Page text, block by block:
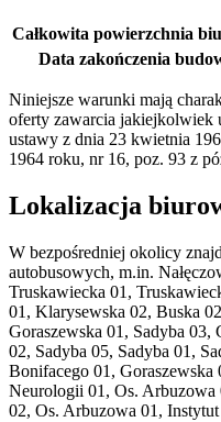
Całkowita powierzchnia
Data zakończenia
Niniejsze warunki mają
oferty zawarcia jakiejkolwiek
ustawy z dnia 23 kwietnia
1964 roku, nr 16, poz. 93 z
Lokalizacja
W bezpośredniej okolicy
autobusowych, m.in.
Truskawiecka 01,
01, Klarysewska 02, Buska
Goraszewska 01, Sadyba 03,
02, Sadyba 05, Sadyba 01,
Bonifacego 01,
Neurologii 01, Os. Arbuzowa
02, Os. Arbuzowa 01,